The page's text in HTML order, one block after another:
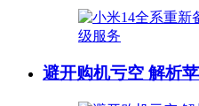
避开购机亏空 解析